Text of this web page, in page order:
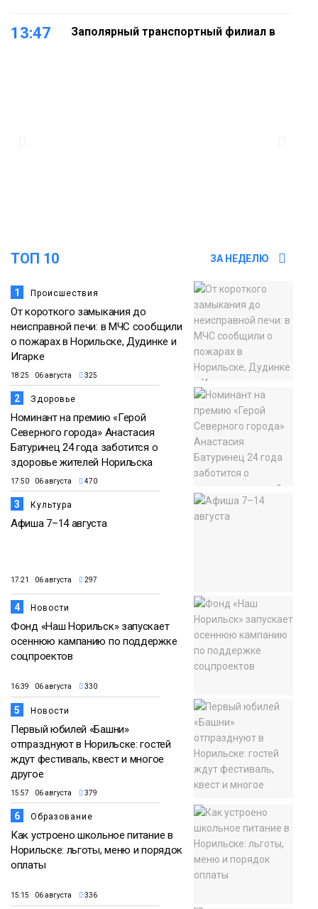
13:47
Заполярный транспортный филиал в
ТОП 10 ЗА НЕДЕЛЮ
1 Происшествия
От короткого замыкания до
неисправной печи: в МЧС сообщили
о пожарах в Норильске, Дудинке и
Игарке
18:25 06 августа 325
2 Здоровье
Номинант на премию «Герой
Северного города» Анастасия
Батуринец 24 года заботится о
здоровье жителей Норильска
17:50 06 августа 470
3 Культура
Афиша 7–14 августа
17:21 06 августа 297
4 Новости
Фонд «Наш Норильск» запускает
осеннюю кампанию по поддержке
соцпроектов
16:39 06 августа 330
5 Новости
Первый юбилей «Башни»
отпразднуют в Норильске: гостей
ждут фестиваль, квест и многое
другое
15:57 06 августа 379
6 Образование
Как устроено школьное питание в
Норильске: льготы, меню и порядок
оплаты
15:15 06 августа 336